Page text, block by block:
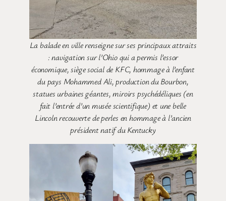
La balade en ville renseigne sur ses principaux attraits
: navigation sur l’Ohio qui a permis l’essor
économique, siège social de KFC, hommage à l’enfant
du pays Mohammed Ali, production du Bourbon,
statues urbaines géantes, miroirs psychédéliques (en
fait l’entrée d’un musée scientifique) et une belle
Lincoln recouverte de perles en hommage à l’ancien
président natif du Kentucky